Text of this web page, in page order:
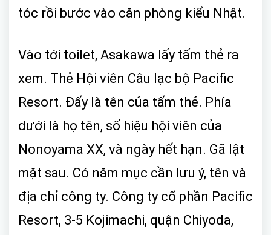
tóc rồi bước vào căn phòng kiểu Nhật.
Vào tới toilet, Asakawa lấy tấm thẻ ra
xem. Thẻ Hội viên Câu lạc bộ Pacific
Resort. Đấy là tên của tấm thẻ. Phía
dưới là họ tên, số hiệu hội viên của
Nonoyama XX, và ngày hết hạn. Gã lật
mặt sau. Có năm mục cần lưu ý, tên và
địa chỉ công ty. Công ty cổ phần Pacific
Resort, 3-5 Kojimachi, quận Chiyoda,